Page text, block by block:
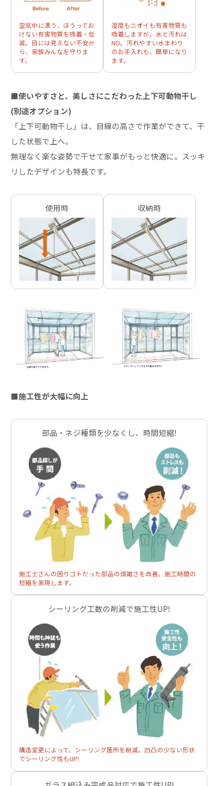
空気中に漂う、ほうってお
けない有害物質を吸着・低
減。目には見えない不安か
ら、家族みんなを守りま
す。
湿度もニオイも有害物質も
吸着しますが、水と汚れは
NO。汚れやすい水まわり
のお手入れも、簡単になり
ます。
■使いやすさと、美しさにこだわった上下可動物干し
(別途オプション)
「上下可動物干し」は、目線の高さで作業ができて、干
した状態で上へ。
無理なく楽な姿勢で干せて家事がもっと快適に。スッキ
リしたデザインも特長です。
使用時 収納時
■施工性が大幅に向上
部品・ネジ種類を少なくし、時間短縮!
施工士さんの困りゴトだった部品の煩雑さを改善。施工時間の
短縮を実現します。
シーリング工数の削減で施工性UP!
構造変更によって、シーリング箇所を削減。凹凸の少ない形状
でシーリング性もUP!